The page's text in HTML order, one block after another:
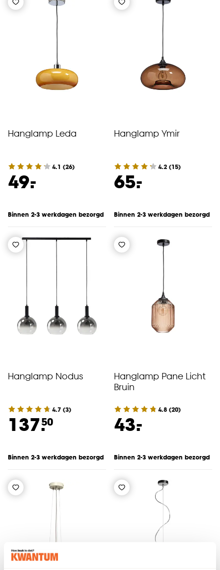
Hanglamp Leda
4.1 (26)
49.
-
Binnen 2-3 werkdagen bezorgd
Hanglamp Ymir
4.2 (15)
65.
-
Binnen 2-3 werkdagen bezorgd
Hanglamp Nodus
4.7 (3)
137.50
Binnen 2-3 werkdagen bezorgd
Hanglamp Pane Licht
Bruin
4.8 (20)
43.
-
Binnen 2-3 werkdagen bezorgd